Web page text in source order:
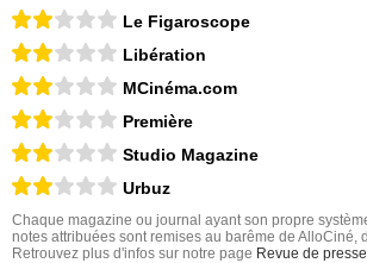
Le Figaroscope
Libération
MCinéma.com
Première
Studio Magazine
Urbuz
Chaque magazine ou journal ayant son propre
notes attribuées sont remises au barême de AlloCiné,
Retrouvez plus d'infos sur notre page Revue de presse